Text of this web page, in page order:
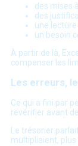
des mises
des
une
un besoin
À partir de là,
compenser les
Les erreurs,
Ce qui a fini par
revérifier avant
Le trésorier
multipliaient,